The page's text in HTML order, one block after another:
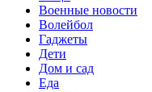
Военные новости
Волейбол
Гаджеты
Дети
Дом и сад
Еда